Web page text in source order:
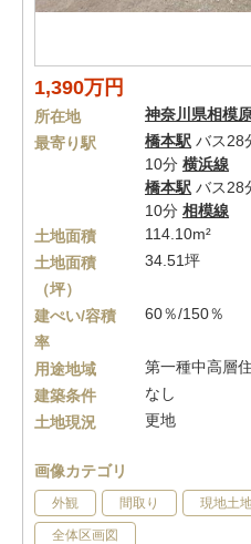
1,390万円
所在地 神奈川県相模
最寄り駅
橋本駅 バス28
10分 横浜線
橋本駅 バス28
10分 相模線
土地面積
114.10m²
土地面積
（坪）
34.51坪
建ぺい/容積
率
60％/150％
用途地域
第一種中高層
建築条件
なし
土地現況
更地
画像カテゴリ
外観 間取り 現地土
全体区画図